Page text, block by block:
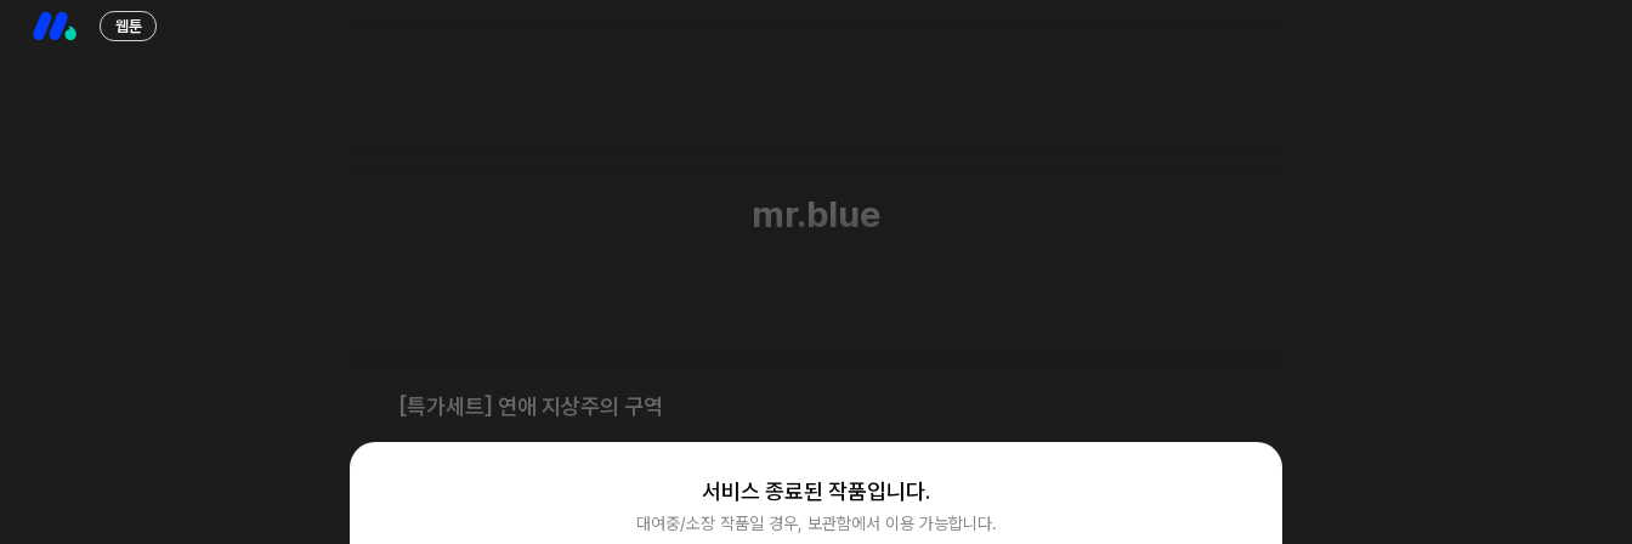
웹툰
[특가세트] 연애 지상주의 구역
서비스 종료된 작품입니다.
대여중/소장 작품일 경우, 보관함에서 이용 가능합니다.